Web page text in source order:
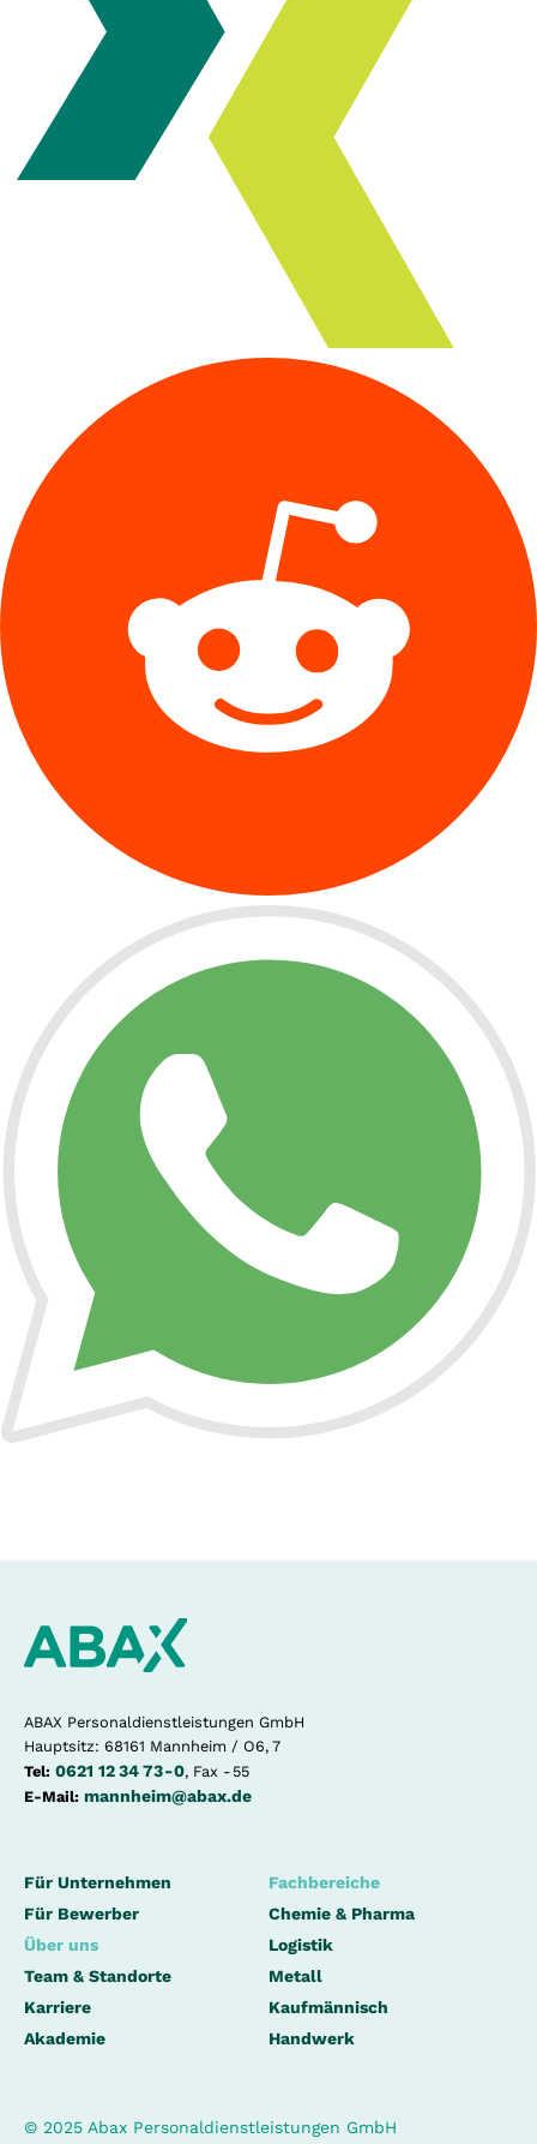
ABAX Personaldienstleistungen GmbH
Hauptsitz: 68161 Mannheim / O6, 7
Tel: 0621 12 34 73 - 0, Fax - 55
E-Mail: mannheim@abax.de
Für Unternehmen
Für Bewerber
Über uns
Team & Standorte
Karriere
Akademie
Fachbereiche
Chemie & Pharma
Logistik
Metall
Kaufmännisch
Handwerk
© 2025 Abax Personaldienstleistungen GmbH